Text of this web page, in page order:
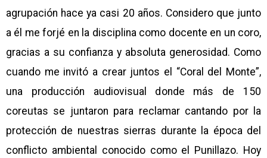
agrupación hace ya casi 20 años. Considero que junto
a él me forjé en la disciplina como docente en un coro,
gracias a su confianza y absoluta generosidad. Como
cuando me invitó a crear juntos el “Coral del Monte”,
una producción audiovisual donde más de 150
coreutas se juntaron para reclamar cantando por la
protección de nuestras sierras durante la época del
conflicto ambiental conocido como el Punillazo. Hoy